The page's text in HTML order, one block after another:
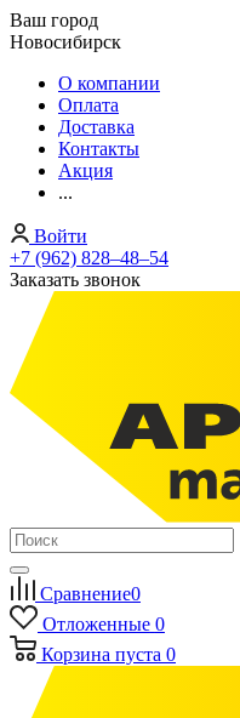
Ваш город
Новосибирск
О компании
Оплата
Доставка
Контакты
Акция
...
Войти
+7 (962) 828‒48‒54
Заказать звонок
Сравнение0
Отложенные 0
Корзина пуста 0